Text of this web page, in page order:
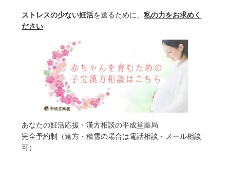
ストレスの少ない妊活を送るために、私の力をお求めく
ださい
あなたの妊活応援・漢方相談の平成堂薬局
完全予約制（遠方・積雪の場合は電話相談・メール相談
可）